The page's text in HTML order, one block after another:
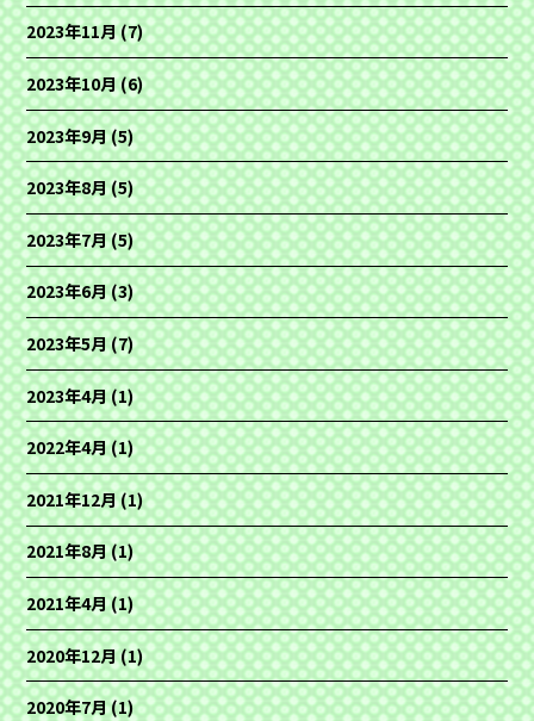
2023年11月(7)
2023年10月(6)
2023年9月(5)
2023年8月(5)
2023年7月(5)
2023年6月(3)
2023年5月(7)
2023年4月(1)
2022年4月(1)
2021年12月(1)
2021年8月(1)
2021年4月(1)
2020年12月(1)
2020年7月(1)